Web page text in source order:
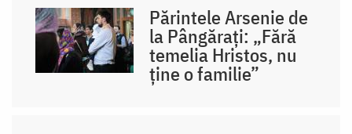
Părintele Arsenie de
la Pângărați: „Fără
temelia Hristos, nu
ține o familie”